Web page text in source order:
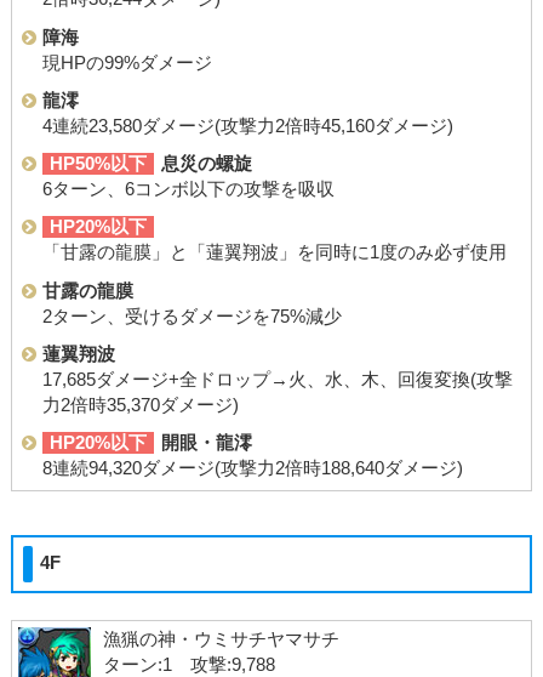
障海
現HPの99%ダメージ
龍澪
4連続23,580ダメージ(攻撃力2倍時45,160ダメージ)
HP50%以下
息災の螺旋
6ターン、6コンボ以下の攻撃を吸収
HP20%以下
「甘露の龍膜」と「蓮翼翔波」を同時に1度のみ必ず使用
甘露の龍膜
2ターン、受けるダメージを75%減少
蓮翼翔波
17,685ダメージ+全ドロップ→火、水、木、回復変換(攻撃
力2倍時35,370ダメージ)
HP20%以下
開眼・龍澪
8連続94,320ダメージ(攻撃力2倍時188,640ダメージ)
4F
漁猟の神・ウミサチヤマサチ
ターン:1 攻撃:9,788